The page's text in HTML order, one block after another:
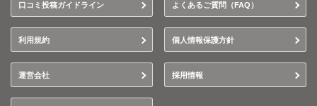
口コミ投稿ガイドライン よくあるご質問（FAQ）
利用規約 個人情報保護方針
運営会社 採用情報